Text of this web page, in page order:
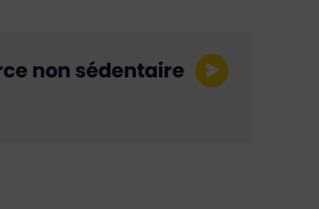
non sédentaire